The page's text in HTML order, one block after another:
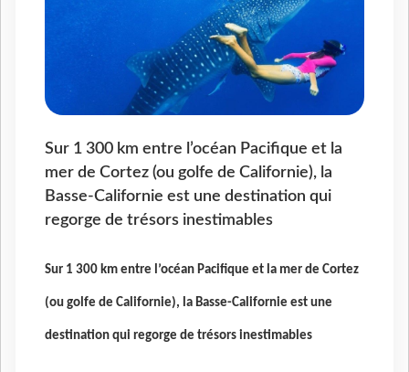
Sur 1 300 km entre l’océan Pacifique et la
mer de Cortez (ou golfe de Californie), la
Basse-Californie est une destination qui
regorge de trésors inestimables
Sur 1 300 km entre l’océan Pacifique et la mer de Cortez
(ou golfe de Californie), la Basse-Californie est une
destination qui regorge de trésors inestimables